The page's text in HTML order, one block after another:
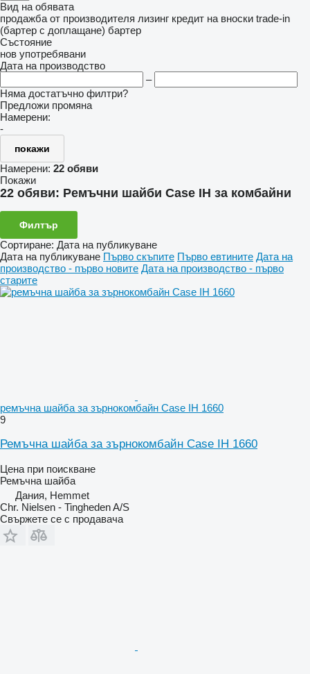
Вид на обявата
продажба от производителя лизинг кредит на вноски trade-in
(бартер с доплащане) бартер
Състояние
нов употребявани
Дата на производство
–
Няма достатъчно филтри?
Предложи промяна
Намерени:
-
покажи
Намерени: 22 обяви
Покажи
22 обяви: Ремъчни шайби Case IH за комбайни
Филтър
Сортиране: Дата на публикуване
Дата на публикуване Първо скъпите Първо евтините Дата на
производство - първо новите Дата на производство - първо
старите
ремъчна шайба за зърнокомбайн Case IH 1660
9
Ремъчна шайба за зърнокомбайн Case IH 1660
Цена при поискване
Ремъчна шайба
Дания, Hemmet
Chr. Nielsen - Tingheden A/S
Свържете се с продавача